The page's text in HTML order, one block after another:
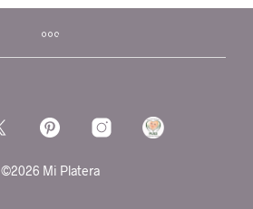
©2026 Mi Platera